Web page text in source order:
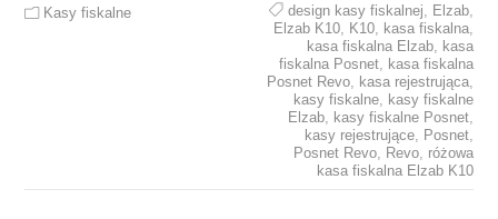
Kasy fiskalne design kasy fiskalnej Elzab,
Elzab K10, K10, kasa fiskalna,
kasa fiskalna Elzab, kasa
fiskalna Posnet, kasa fiskalna
Posnet Revo, kasa rejestrująca,
kasy fiskalne, kasy fiskalne
Elzab, kasy fiskalne Posnet,
kasy rejestrujące, Posnet,
Posnet Revo, Revo, różowa
kasa fiskalna Elzab K10